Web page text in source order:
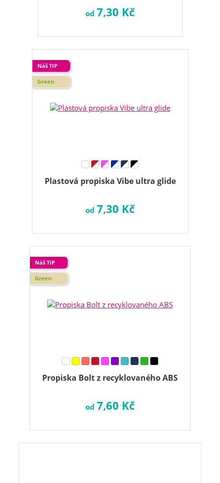
od 7,30 Kč
Plastová propiska Vibe ultra glide
Náš TIP
Green
od 7,30 Kč
Propiska Bolt z recyklovaného ABS
Náš TIP
Green
od 7,60 Kč